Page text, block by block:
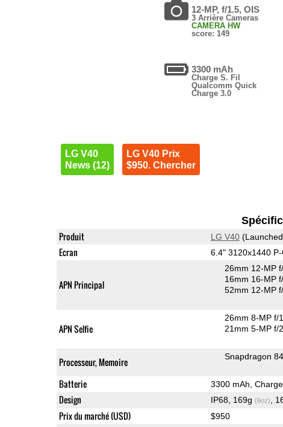
12-MP, f/1.5, OIS
3 Arrière Cameras
CAMERA HW
score: 149
3300 mAh
Charge S. Fil
Qualcomm Quick
Charge 3.0
LG V40
News (12)
LG V40 Prix
$950. Chercher
Produit LG V40
Ecran 6.4" 3120x1440
APN Principal
26mm 12-MP
16mm 16-MP
52mm 12-MP
APN Selfie
26mm 8-MP f/
21mm 5-MP f/
Processeur, Memoire Snapdragon
Batterie 3300 mAh,
Design IP68, 169g (6oz) ,
Prix du marché (USD) $950